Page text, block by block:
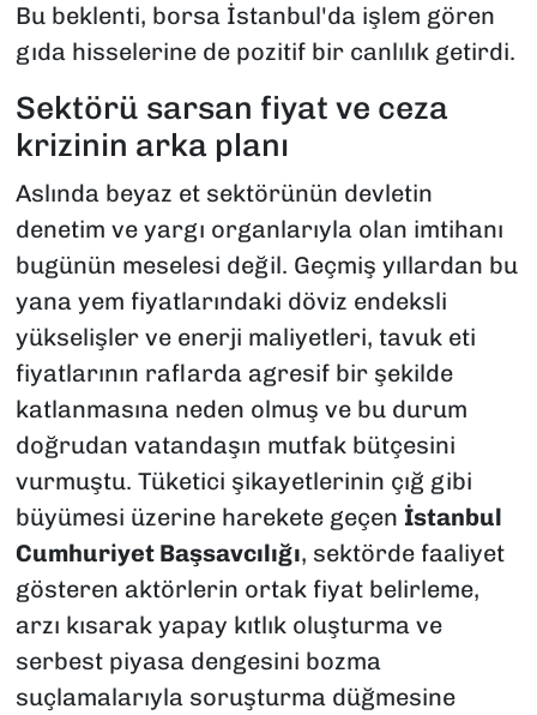
Bu beklenti, borsa İstanbul'da işlem gören
gıda hisselerine de pozitif bir canlılık getirdi.
Sektörü sarsan fiyat ve ceza
krizinin arka planı
Aslında beyaz et sektörünün devletin
denetim ve yargı organlarıyla olan imtihanı
bugünün meselesi değil. Geçmiş yıllardan bu
yana yem fiyatlarındaki döviz endeksli
yükselişler ve enerji maliyetleri, tavuk eti
fiyatlarının raflarda agresif bir şekilde
katlanmasına neden olmuş ve bu durum
doğrudan vatandaşın mutfak bütçesini
vurmuştu. Tüketici şikayetlerinin çığ gibi
büyümesi üzerine harekete geçen İstanbul
Cumhuriyet Başsavcılığı, sektörde faaliyet
gösteren aktörlerin ortak fiyat belirleme,
arzı kısarak yapay kıtlık oluşturma ve
serbest piyasa dengesini bozma
suçlamalarıyla soruşturma düğmesine